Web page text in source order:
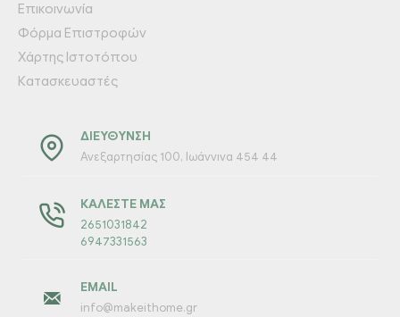
Επικοινωνία
Φόρμα Επιστροφών
Χάρτης Ιστοτόπου
Κατασκευαστές
ΔΙΕΎΘΥΝΣΗ
Ανεξαρτησίας 100, Ιωάννινα 454 44
ΚΑΛΈΣΤΕ ΜΑΣ
2651031842
6947331563
EMAIL
info@makeithome.gr